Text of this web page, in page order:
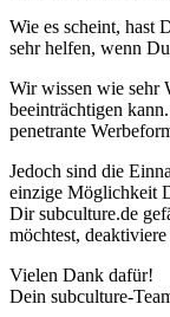
Wie es scheint, hast
sehr helfen, wenn
Wir wissen wie sehr
beeinträchtigen
penetrante
Jedoch sind die
einzige Möglichkeit
Dir subculture.de
möchtest,
Vielen Dank dafür!
Dein subculture-